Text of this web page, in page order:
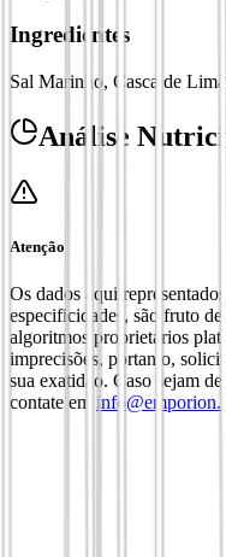
Ingredientes
Sal Marinho, Casca de
Análise
Atenção
Os dados aqui
especificidades, são fruto
algoritmos proprietários
imprecisões, portanto,
sua exatidão. Caso sejam
contate em